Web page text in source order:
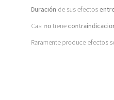
Duración de sus efectos
Casi no tiene
Raramente produce efectos